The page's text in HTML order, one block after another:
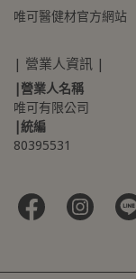
唯可醫健材官方網站
| 營業人資訊 |
|營業人名稱
唯可有限公司
|統編
80395531